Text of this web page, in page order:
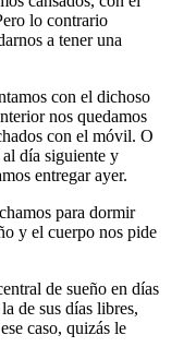
lo contrario
a tener una
con el dichoso
nos quedamos
con el móvil. O
día siguiente y
entregar ayer.
para dormir
y el cuerpo nos pide
de sueño en días
de sus días libres,
caso, quizás le